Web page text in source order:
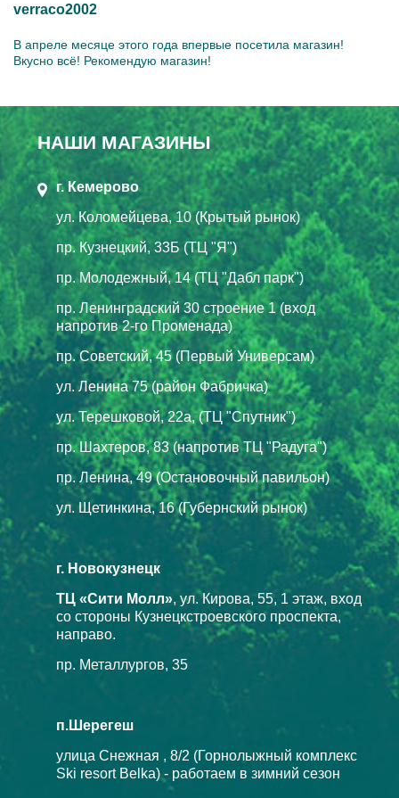
verraco2002
В апреле месяце этого года впервые посетила магазин!
Вкусно всё! Рекомендую магазин!
НАШИ МАГАЗИНЫ
г. Кемерово
ул. Коломейцева, 10 (Крытый рынок)
пр. Кузнецкий, 33Б (ТЦ "Я")
пр. Молодежный, 14 (ТЦ "Дабл парк")
пр. Ленинградский 30 строение 1 (вход
напротив 2-го Променада)
пр. Советский, 45 (Первый Универсам)
ул. Ленина 75 (район Фабричка)
ул. Терешковой, 22а, (ТЦ "Спутник")
пр. Шахтеров, 83 (напротив ТЦ "Радуга")
пр. Ленина, 49 (Остановочный павильон)
ул. Щетинкина, 16 (Губернский рынок)
г. Новокузнецк
ТЦ «Сити Молл», ул. Кирова, 55, 1 этаж, вход
со стороны Кузнецкстроевского проспекта,
направо.
пр. Металлургов, 35
п.Шерегеш
улица Снежная , 8/2 (Горнолыжный комплекс
Ski resort Belka) - работаем в зимний сезон